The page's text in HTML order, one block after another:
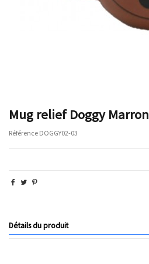
Mug relief Doggy Marron
Référence DOGGY02-03
Détails du produit